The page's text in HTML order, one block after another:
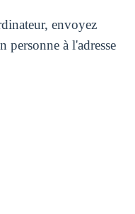
envoyez
personne à l'adresse